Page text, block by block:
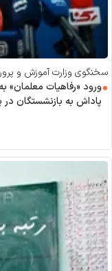
سخنگوی وزارت آموزش و
ورود «رفاهیات
پاداش به بازنشستگان در